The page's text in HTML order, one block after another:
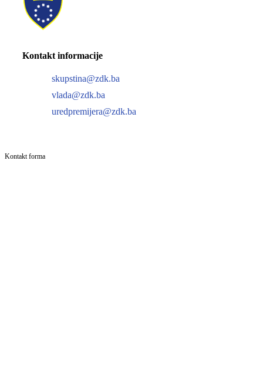
Kontakt informacije
skupstina@zdk.ba
vlada@zdk.ba
uredpremijera@zdk.ba
Kontakt forma